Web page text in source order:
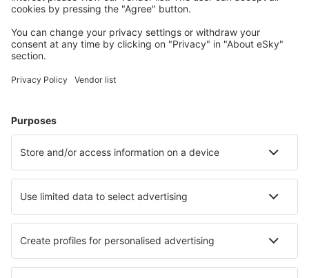
Alege din peste 1,3 mil. de opţiuni: hoteluri, cabane,
Cele mai căutate hoteluri de către utilizatorii eSky
Hoteluri în Bodrum
Hoteluri în Istanbul Hoteluri în Antalya
Hoteluri în Köyceğiz Hoteluri în Trabzon
Hoteluri în Kırklareli Hoteluri în Alaçatı